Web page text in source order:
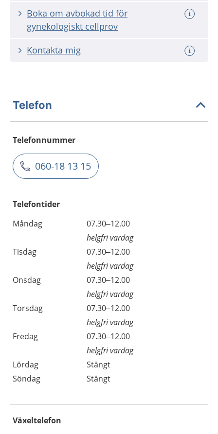
Boka om avbokad tid för
gynekologiskt cellprov
Kontakta mig
Telefon
Telefonnummer
060-18 13 15
Telefontider
Måndag
07.30–12.00
helgfri vardag
Tisdag
07.30–12.00
helgfri vardag
Onsdag
07.30–12.00
helgfri vardag
Torsdag
07.30–12.00
helgfri vardag
Fredag
07.30–12.00
helgfri vardag
Lördag
Stängt
Söndag
Stängt
Växeltelefon